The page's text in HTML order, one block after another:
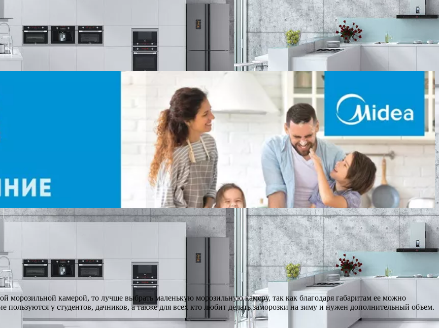
морозильной камерой, то лучше выбрать маленькую морозильную камеру, так как благодаря габаритам ее можно
у студентов, дачников, а также для всех кто любит делать заморозки на зиму и нужен дополнительный объем.